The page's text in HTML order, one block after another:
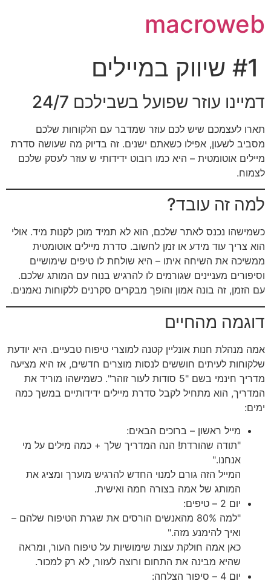
macroweb
#1 שיווק במיילים
דמיינו עוזר שפועל בשבילכם 24/7
תארו לעצמכם שיש לכם עוזר שמדבר עם הלקוחות שלכם
מסביב לשעון, אפילו כשאתם ישנים. זה בדיוק מה שעושה סדרת
מיילים אוטומטית – היא כמו רובוט ידידותי ש עוזר לעסק שלכם
לצמוח.
למה זה עובד?
כשמישהו נכנס לאתר שלכם, הוא לא תמיד מוכן לקנות מיד. אולי
הוא צריך עוד מידע או זמן לחשוב. סדרת מיילים אוטומטית
ממשיכה את השיחה איתו – היא שולחת לו טיפים שימושיים
וסיפורים מעניינים שגורמים לו להרגיש בנוח עם המותג שלכם.
עם הזמן, זה בונה אמון והופך מבקרים סקרנים ללקוחות נאמנים.
דוגמה מהחיים
אמה מנהלת חנות אונליין קטנה למוצרי טיפוח טבעיים. היא יודעת
שלקוחות לעיתים חוששים לנסות מוצרים חדשים, אז היא מציעה
מדריך חינמי בשם "5 סודות לעור זוהר". כשמישהו מוריד את
המדריך, הוא מתחיל לקבל סדרת מיילים ידידותיים במשך כמה
ימים:
מייל ראשון – ברוכים הבאים:
"תודה שהורדת! הנה המדריך שלך + כמה מילים על מי
אנחנו."
המייל הזה גורם למנוי החדש להרגיש מוערך ומציג את
המותג של אמה בצורה חמה ואישית.
יום 2 – טיפים:
"למה 80% מהאנשים הורסים את שגרת הטיפוח שלהם –
ואיך להימנע מזה."
כאן אמה חולקת עצות שימושיות על טיפוח העור, ומראה
שהיא מבינה את התחום ורוצה לעזור, לא רק למכור.
יום 4 – סיפור הצלחה: